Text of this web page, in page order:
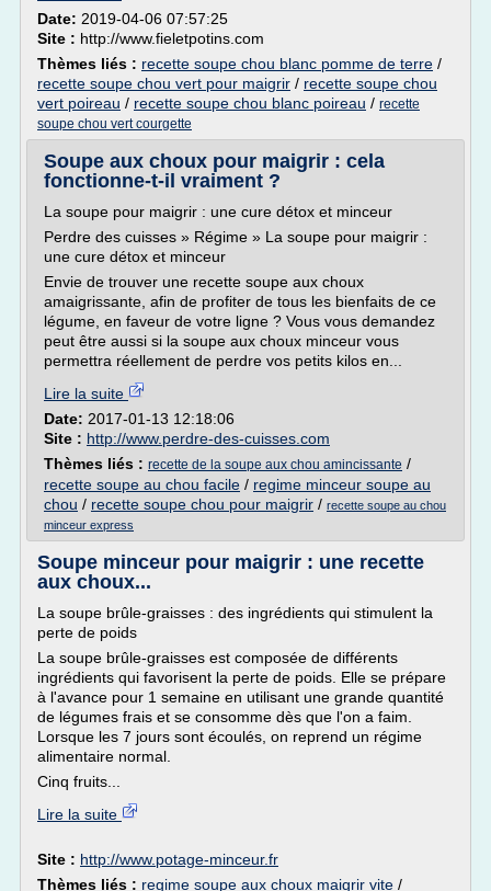
Date: 2019-04-06 07:57:25
Site : http://www.fieletpotins.com
Thèmes liés : recette soupe chou blanc pomme de terre /
recette soupe chou vert pour maigrir / recette soupe chou
vert poireau / recette soupe chou blanc poireau / recette
soupe chou vert courgette
Soupe aux choux pour maigrir : cela
fonctionne-t-il vraiment ?
La soupe pour maigrir : une cure détox et minceur
Perdre des cuisses » Régime » La soupe pour maigrir :
une cure détox et minceur
Envie de trouver une recette soupe aux choux
amaigrissante, afin de profiter de tous les bienfaits de ce
légume, en faveur de votre ligne ? Vous vous demandez
peut être aussi si la soupe aux choux minceur vous
permettra réellement de perdre vos petits kilos en...
Lire la suite
Date: 2017-01-13 12:18:06
Site : http://www.perdre-des-cuisses.com
Thèmes liés : recette de la soupe aux chou amincissante /
recette soupe au chou facile / regime minceur soupe au
chou / recette soupe chou pour maigrir / recette soupe au chou
minceur express
Soupe minceur pour maigrir : une recette
aux choux...
La soupe brûle-graisses : des ingrédients qui stimulent la
perte de poids
La soupe brûle-graisses est composée de différents
ingrédients qui favorisent la perte de poids. Elle se prépare
à l'avance pour 1 semaine en utilisant une grande quantité
de légumes frais et se consomme dès que l'on a faim.
Lorsque les 7 jours sont écoulés, on reprend un régime
alimentaire normal.
Cinq fruits...
Lire la suite
Site : http://www.potage-minceur.fr
Thèmes liés : regime soupe aux choux maigrir vite /